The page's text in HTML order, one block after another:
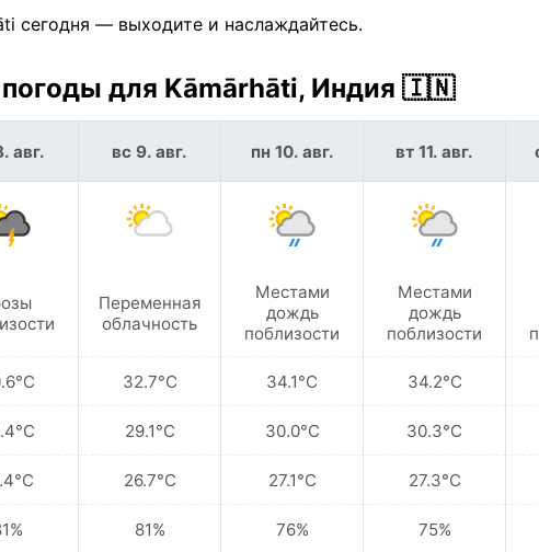
сегодня — выходите и наслаждайтесь.
погоды для Kāmārhāti, Индия 🇮🇳
авг. вс 9. авг.
Переменная
облачность
32.7°C
29.1°C
26.7°C
81%
пн 10. авг.
Местами
дождь
поблизости
34.1°C
30.0°C
27.1°C
76%
вт 11. авг.
Местами
дождь
поблизости
34.2°C
30.3°C
27.3°C
75%